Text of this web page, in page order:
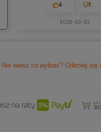
jakieś problemy zawsze
liczyć na szybką pomoc
Polecam z czystym
4 1
2026-03-02
Nie wiesz co wybrać? Odezwij